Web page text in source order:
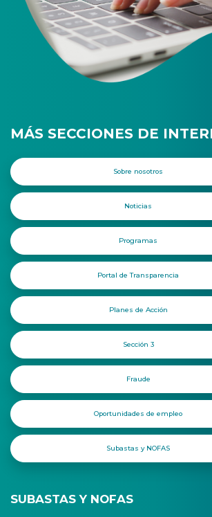
MÁS SECCIONES DE
Sobre nosotros
Noticias
Programas
Portal de Transparencia
Planes de Acción
Sección 3
Fraude
Oportunidades de empleo
Subastas y NOFAS
SUBASTAS Y NOFAS